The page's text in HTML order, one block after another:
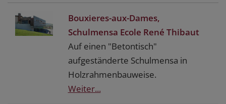
Bouxieres-aux-Dames,
Schulmensa Ecole René Thibaut
Auf einen "Betontisch"
aufgeständerte Schulmensa in
Holzrahmenbauweise.
Weiter...